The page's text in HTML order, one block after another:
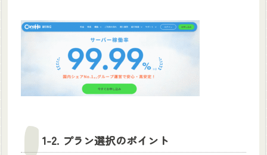
1-2. プラン選択のポイント